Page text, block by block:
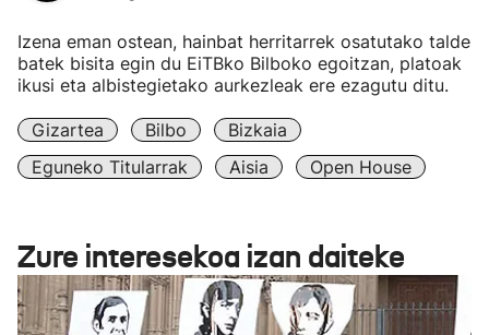
Izena eman ostean, hainbat herritarrek osatutako talde
batek bisita egin du EiTBko Bilboko egoitzan, platoak
ikusi eta albistegietako aurkezleak ere ezagutu ditu.
Gizartea Bilbo
Bizkaia
Eguneko Titularrak
Aisia Open House
Zure interesekoa izan daiteke